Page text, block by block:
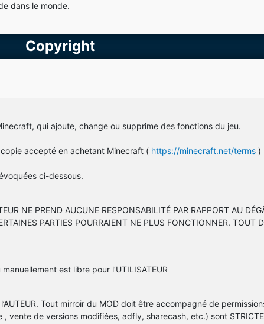
dans le monde.
Copyright
qui ajoute, change ou supprime des fonctions du jeu.
accepté en achetant Minecraft ( https://minecraft.net/terms )
ci-dessous.
NE PREND AUCUNE RESPONSABILITÉ PAR RAPPORT AU
PARTIES POURRAIENT NE PLUS FONCTIONNER. TOUT
est libre pour l’UTILISATEUR
Tout mirroir du MOD doit être accompagné de
vente de versions modifiées, adfly, sharecash, etc.) sont